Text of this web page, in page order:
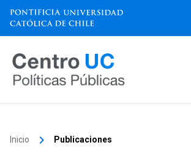
Inicio keyboard_arrow_right Publicaciones